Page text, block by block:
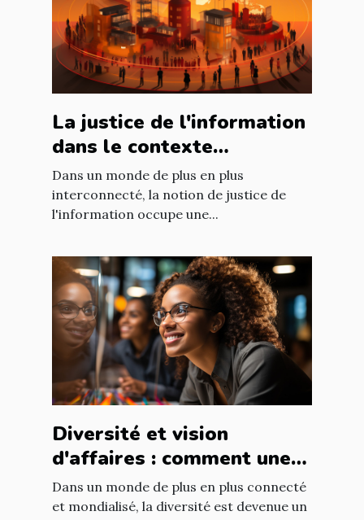
La justice de l'information
dans le contexte
international : enjeux et
défis
Dans un monde de plus en plus
interconnecté, la notion de justice de
l'information occupe une...
Diversité et vision
d'affaires : comment une
équipe diversifiée peut
stimuler l'innovation
Dans un monde de plus en plus connecté
et mondialisé, la diversité est devenue un